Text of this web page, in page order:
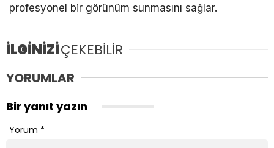
profesyonel bir görünüm sunmasını sağlar.
İLGİNİZİÇEKEBİLİR
YORUMLAR
Bir yanıt yazın
Yorum *